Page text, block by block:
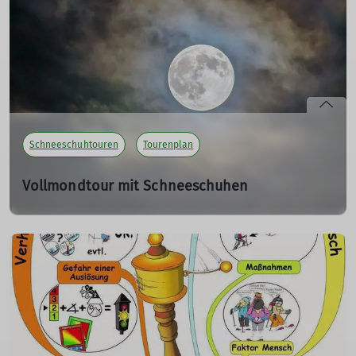
Lawinenausbildung durch.
Je nach Schneelage wird die Örtlichkeit kurzfristig
AGBdes DAV Sektion Isny.
Schneeschuhtouren
Tourenplan
Vollmondtour mit Schneeschuhen
Sa. 03.01.2026
Der DAV Sektion Isny führt am Samstag den 3. Januar
eine Vollmondtour auf den Schwarzen Grat durch.
Vom Parkplatz Bolsternang Kindergarten marschieren
wir über Wittumgut hoch zum Schwarzen Grat. Zurück
geht es über den Säntisblick.
Es gelten dieAGBdes DAV Sektion Isny